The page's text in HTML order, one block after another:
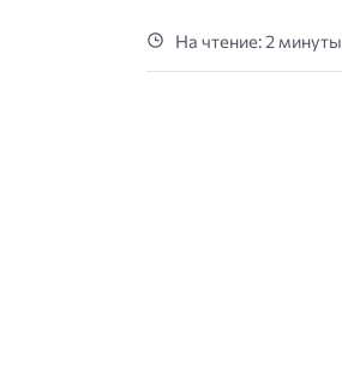
На чтение: 2 минуты